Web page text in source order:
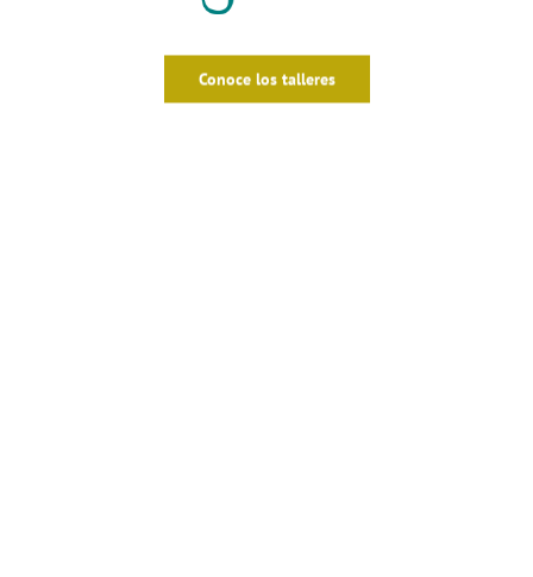
Conoce los talleres